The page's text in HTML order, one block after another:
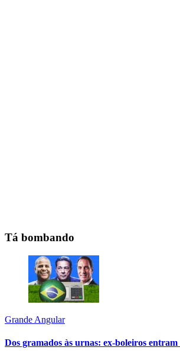
Tá bombando
Grande Angular
Dos gramados às urnas: ex-boleiros